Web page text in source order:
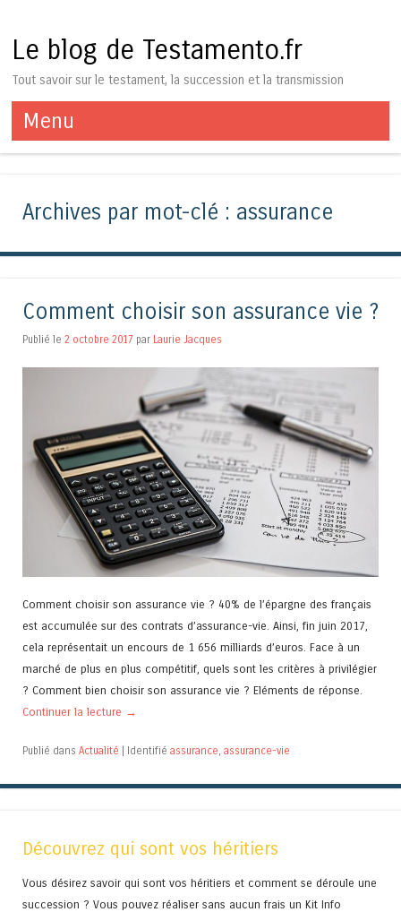
Le blog de Testamento.fr
Tout savoir sur le testament, la succession et la transmission
Menu
Aller au contenu
Archives par mot-clé : assurance
Comment choisir son assurance vie ?
Publié le 2 octobre 2017 par Laurie Jacques
Comment choisir son assurance vie ? 40% de l’épargne des français
est accumulée sur des contrats d’assurance-vie. Ainsi, fin juin 2017,
cela représentait un encours de 1 656 milliards d’euros. Face à un
marché de plus en plus compétitif, quels sont les critères à privilégier
? Comment bien choisir son assurance vie ? Eléments de réponse.
Continuer la lecture →
Publié dans Actualité Identifié assurance, assurance-vie
Découvrez qui sont vos héritiers
Vous désirez savoir qui sont vos héritiers et comment se déroule une
succession ? Vous pouvez réaliser sans aucun frais un Kit Info